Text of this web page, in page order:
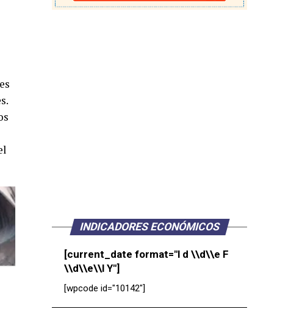
INDICADORES ECONÓMICOS
[current_date format="l d \\d\\e F
\\d\\e\\l Y"]
[wpcode id="10142"]